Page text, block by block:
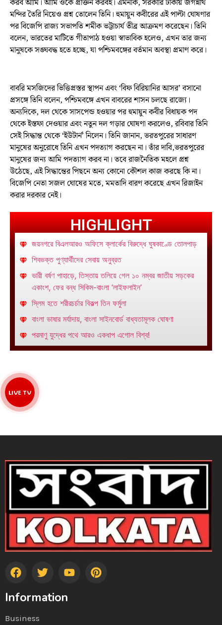
করব আমি। আমি ওঁকে প্রাক্তন করবই। এমনকি, সরকারি টাকায় জগন্নাথ
মন্দির তৈরি নিয়েও প্রশ্ন তোলেন তিনি। হুমায়ুন কবীরের এই পাল্টা ঘোষণার
পর বিজেপি রাজ্য সভাপতি শমীক ভট্টাচার্য তীব্র আক্রমণ করেছেন। তিনি
বলেন, ভারতের মাটিতে গীতাপাঠ হওয়া স্বাভাবিক হলেও, এখন তার জন্য
মানুষকে সঙ্ঘবদ্ধ হতে হচ্ছে, যা পশ্চিমবঙ্গের বর্তমান অবস্থা প্রমাণ করে।
বাবরি মসজিদের ভিত্তিপ্রস্তর স্থাপন এবং ‘বিফ বিরিয়ানির আসর’ বসানো
প্রসঙ্গে তিনি বলেন, পশ্চিমবঙ্গে এখন বাবরের শাসন চলছে রাজ্যে।
অন্যদিকে, দল থেকে সাসপেন্ড হওয়ার পর হুমায়ুন কবীর বিধায়ক পদ
থেকে ইস্তফা দেওয়ার এবং নতুন দল গড়ার ঘোষণা করলেও, রবিবার তিনি
সেই সিদ্ধান্ত থেকে ‘ইউটার্ন’ নিলেন। তিনি জানান, ভরতপুরের সাধারণ
মানুষের অনুরোধে তিনি এখন পদত্যাগ করছেন না। তাঁর দাবি,ভরতপুরের
মানুষের জন্য আমি পদত্যাগ করব না। তবে রাজনৈতিক মহলে প্রশ্ন
উঠেছে, এই সিদ্ধান্তের পিছনে অন্য কোনো কৌশল কাজ করছে কি না।
বিজেপি নেতা সজল ঘোষের মতে, মমতাদি বারণ করেছে এখন রিজাইন
করার দরকার নেই।
HIGHLIGHT
জয়নগরে বিএলআরও অফিসে ক্লার্কের বিরুদ্ধে ঘুষকাণ্ডে তোলপাড়
শিবভক্ত পুণ্যার্থীদের সেবায় অনুব্রত
ভারী বর্ষণ পাহাড়ে, তিস্তায় তলিয়ে গেল ১০ নম্বর জাতীয় সড়কের
একাংশ, ফের বন্ধ সিকিম-বাংলা ‘লাইফলাইন’
স্লিম হতে শরীরচর্চার বিকল্প তিন ফর্মুলা
বাংলা ভাষার মর্যাদায়, বাংলা সাইনবোর্ড বাধ্যতামূলক ঘোষণা
পরমাণু যুদ্ধের পথে আরও একধাপ এগোল বিশ্ব!
LIVE TV
Information
Business